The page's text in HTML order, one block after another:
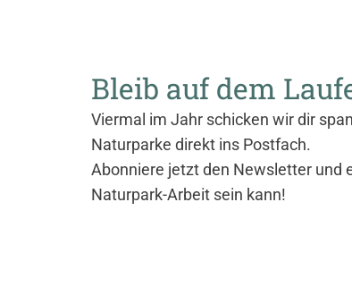
Bleib auf dem
Viermal im Jahr schicken wir dir
Naturparke direkt ins Postfach.
Abonniere jetzt den Newsletter und
Naturpark-Arbeit sein kann!